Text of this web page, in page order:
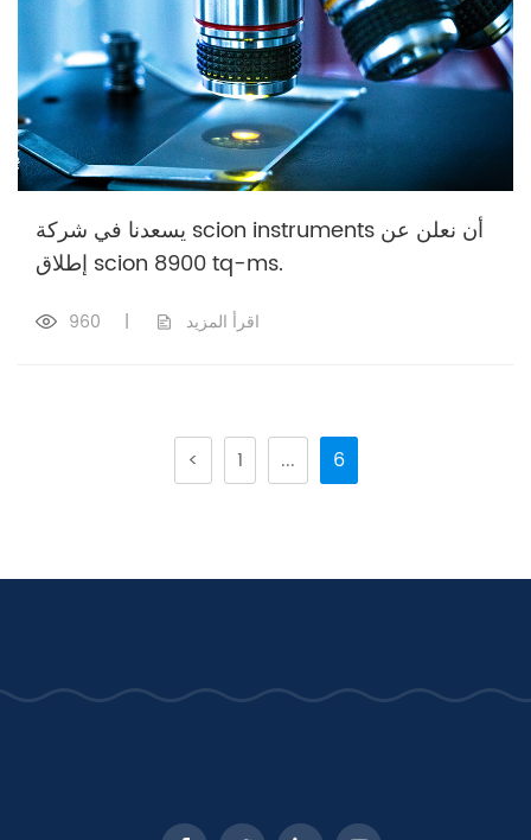
يسعدنا في شركة scion instruments أن نعلن عن
إطلاق scion 8900 tq-ms.
960 | اقرأ المزيد
< 1 ... 6